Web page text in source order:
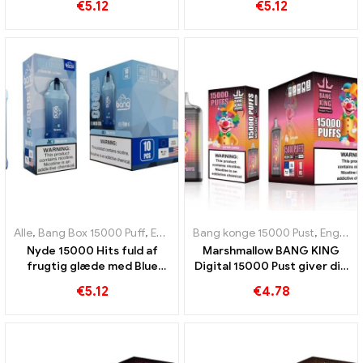
sødme
€5.12
smagsoplevelse
€5.12
Alle, Bang Box 15000 Puff, Engangs e-cigaretter Sverige ,Engangs
Nyde 15000 Hits fuld af
frugtig glæde med Blue
til vapers, der elsker cool
€5.12
Bang konge 15000 Pust, Engangs e-cigaretter Sverige
Marshmallow BANG KING
Digital 15000 Pust giver dig
skumfiduser
€4.78